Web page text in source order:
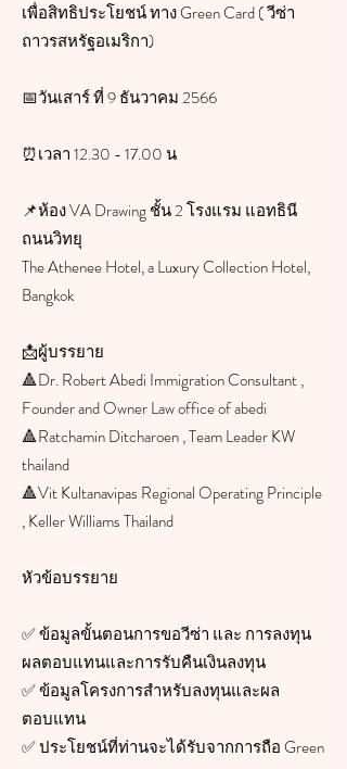
เพื่อสิทธิประโยชน์ ทาง Green Card ( วีซ่า
ถาวรสหรัฐอเมริกา)
📅วันเสาร์ ที่ 9 ธันวาคม 2566
⏰เวลา 12.30 - 17.00 น
📌ห้อง VA Drawing ชั้น 2 โรงแรม แอทธินี
ถนนวิทยุ
The Athenee Hotel, a Luxury Collection Hotel,
Bangkok
📩​ผู้บรรยาย
🔺Dr. Robert Abedi Immigration Consultant ,
Founder and Owner Law office of abedi
🔺Ratchamin Ditcharoen , Team Leader KW
thailand
🔺Vit Kultanavipas Regional Operating Principle
, Keller Williams Thailand
หัวข้อบรรยาย
✅ ข้อมูลขั้นตอนการขอวีซ่า และ การลงทุน
ผลตอบแทนและการรับคืนเงินลงทุน
✅ ข้อมูลโครงการสำหรับลงทุนและผล
ตอบแทน
✅ ประโยชน์ที่ท่านจะได้รับจากการถือ Green